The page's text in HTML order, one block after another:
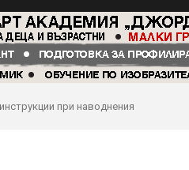
при наводнения